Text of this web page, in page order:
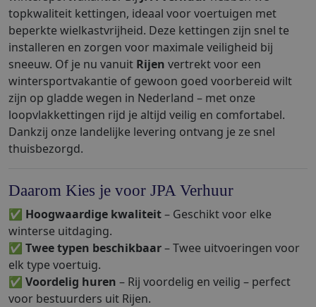
topkwaliteit kettingen, ideaal voor voertuigen met
beperkte wielkastvrijheid. Deze kettingen zijn snel te
installeren en zorgen voor maximale veiligheid bij
sneeuw. Of je nu vanuit Rijen vertrekt voor een
wintersportvakantie of gewoon goed voorbereid wilt
zijn op gladde wegen in Nederland – met onze
loopvlakkettingen rijd je altijd veilig en comfortabel.
Dankzij onze landelijke levering ontvang je ze snel
thuisbezorgd.
Daarom Kies je voor JPA Verhuur
✅ Hoogwaardige kwaliteit– Geschikt voor elke
winterse uitdaging.
✅ Twee typen beschikbaar– Twee uitvoeringen voor
elk type voertuig.
✅ Voordelig huren – Rij voordelig en veilig – perfect
voor bestuurders uit Rijen.